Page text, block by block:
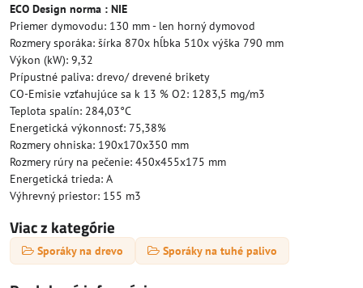
ECO Design norma : NIE
Priemer dymovodu: 130 mm - len horný dymovod
Rozmery sporáka: šírka 870x hĺbka 510x výška 790 mm
Výkon (kW): 9,32
Prípustné paliva: drevo/ drevené brikety
CO-Emisie vzťahujúce sa k 13 % O2: 1283,5 mg/m3
Teplota spalín: 284,03°C
Energetická výkonnosť: 75,38%
Rozmery ohniska: 190x170x350 mm
Rozmery rúry na pečenie: 450x455x175 mm
Energetická trieda: A
Výhrevný priestor: 155 m3
Viac z kategórie
Sporáky na drevo Sporáky na tuhé palivo